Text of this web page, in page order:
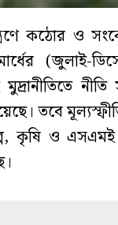
কঠোর ও
(জুলাই-
তবে
কৃষি ও